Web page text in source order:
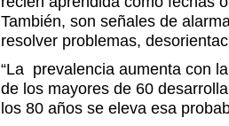
También, son señales de
resolver problemas,
“La prevalencia aumenta con
de los mayores de 60
los 80 años se eleva esa